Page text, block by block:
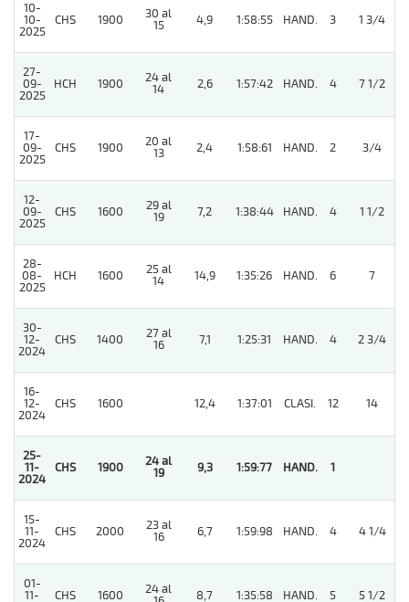
10-
10-
2025
CHS 1900
30 al
15
4,9 1:58:55 HAND. 3 1 3/4
27-
09-
2025
HCH 1900
24 al
14
2,6 1:57:42 HAND. 4 7 1/2
17-
09-
2025
CHS 1900
20 al
13
2,4 1:58:61 HAND. 2 3/4
12-
09-
2025
CHS 1600
29 al
19
7,2 1:38:44 HAND. 4 1 1/2
28-
08-
2025
HCH 1600
25 al
14
14,9 1:35:26 HAND. 6 7
30-
12-
2024
CHS 1400
27 al
16
7,1 1:25:31 HAND. 4 2 3/4
16-
12-
2024
CHS 1600 12,4 1:37:01 CLASI. 12 14
25-
11-
2024
CHS 1900
24 al
19
9,3 1:59:77 HAND. 1
15-
11-
2024
CHS 2000
23 al
16
6,7 1:59:98 HAND. 4 4 1/4
01-
11-
CHS 1600
24 al
8,7 1:35:58 HAND. 5 5 1/2